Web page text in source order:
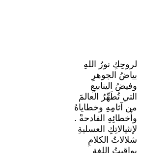
لروحِكِ نورُ اللهِ
بياضُ الجوهرِ
وفيضُ الينابيعِ
التي تُطَهِّرُ العالمَ
من آثامِهِ وخطاياهُ
وأَخطائِهِ الفادحةْ .
لإنثيالاتِكِ العسليةِ
شلالاتُ الكلامِ
يواقيتُ اللغةِ